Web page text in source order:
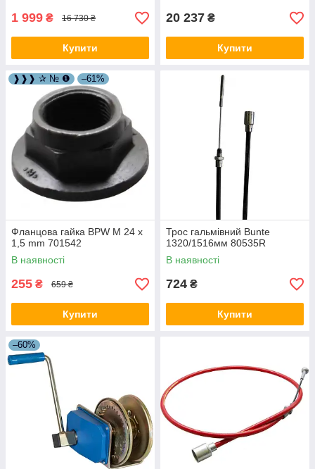
1 999 ₴ 16 730 ₴
Купити
20 237 ₴
Купити
❱❱❱ ✰ № ❶ –61%
Фланцова гайка BPW M 24 x
1,5 mm 701542
В наявності
255 ₴ 659 ₴
Купити
Трос гальмівний Bunte
1320/1516мм 80535R
В наявності
724 ₴
Купити
–60%